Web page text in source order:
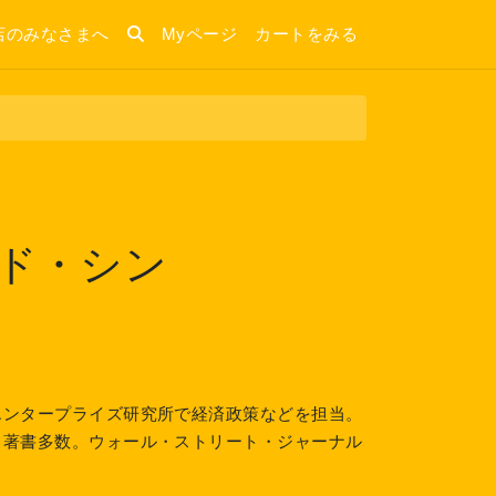
のみなさまへ Myページ カートをみる
・シン
タープライズ研究所で経済政策などを担当。
書多数。ウォール・ストリート・ジャーナル